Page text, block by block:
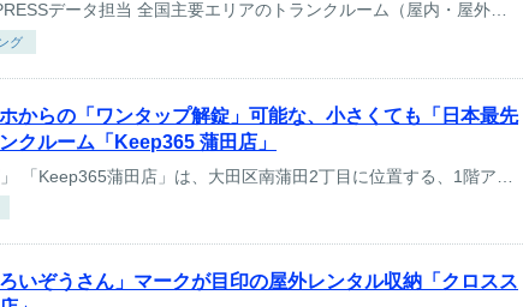
グ
からの「ワンタップ解錠」可能な、小さくても「日本最先
クルーム「Keep365 蒲田店」
いぞうさん」マークが目印の屋外レンタル収納「クロスス